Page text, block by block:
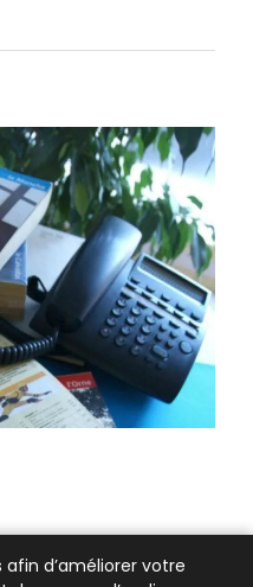
d’améliorer votre